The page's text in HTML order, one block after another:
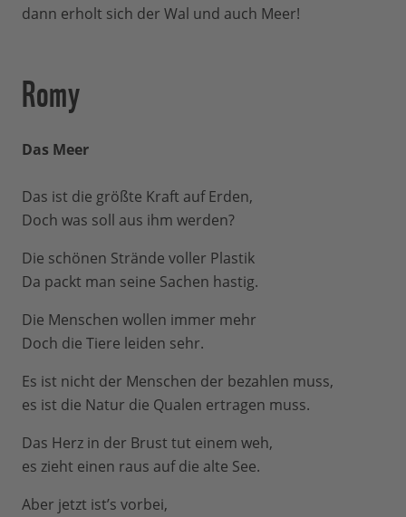
dann erholt sich der Wal und auch Meer!
Romy
Das Meer
Das ist die größte Kraft auf Erden,
Doch was soll aus ihm werden?
Die schönen Strände voller Plastik
Da packt man seine Sachen hastig.
Die Menschen wollen immer mehr
Doch die Tiere leiden sehr.
Es ist nicht der Menschen der bezahlen muss,
es ist die Natur die Qualen ertragen muss.
Das Herz in der Brust tut einem weh,
es zieht einen raus auf die alte See.
Aber jetzt ist’s vorbei,